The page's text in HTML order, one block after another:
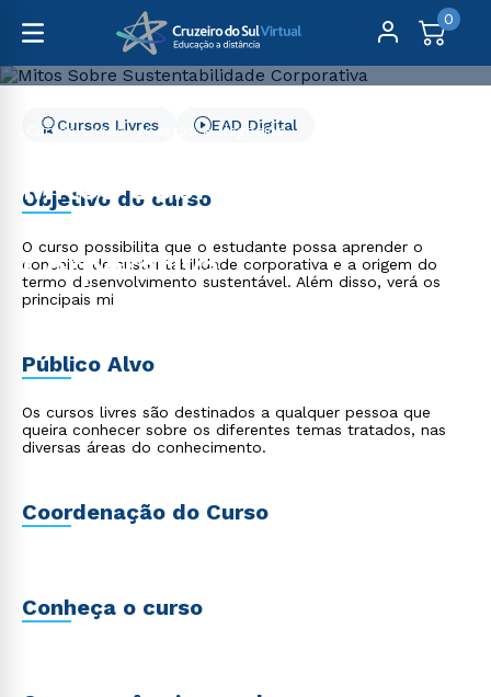
0
Cursos Livres
Gestão e Negócios
Mitos Sobre
Sustentabilidade
Corporativa
Cursos Livres EAD Digital
Objetivo do curso
O curso possibilita que o estudante possa aprender o
conceito de sustentabilidade corporativa e a origem do
termo desenvolvimento sustentável. Além disso, verá os
principais mi
Público Alvo
Os cursos livres são destinados a qualquer pessoa que
queira conhecer sobre os diferentes temas tratados, nas
diversas áreas do conhecimento.
Coordenação do Curso
Conheça o curso